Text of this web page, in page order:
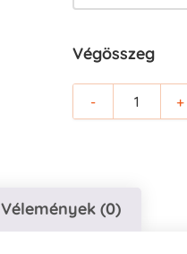
Végösszeg
- +
Vélemények (0)